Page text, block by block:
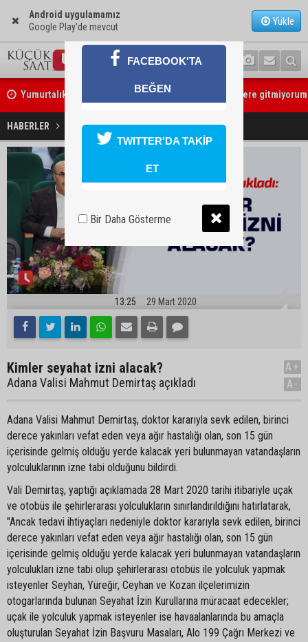
Android uygulamamız
Google Play'de mevcut
Yükle
Yumurtalık Belediye Başkanı Erdinç Altıok: “Ben bir yere
partimdeyim”
ASKİ’den mikroplastik iddialarına açıklama: “Tesis kirliliğin kaynağı
HABERLER GÜNDEM Kimler seyahat izni alacak?
13:25 29 Mart 2020
Kimler seyahat izni alacak?
Adana Valisi Mahmut Demirtaş açıkladı
A+
A-
Adana Valisi Mahmut Demirtaş, doktor kararıyla sevk edilen, birinci
derece yakınları vefat eden veya ağır hastalığı olan, son 15 gün
içerisinde gelmiş olduğu yerde kalacak yeri bulunmayan vatandaşların
yolculuklarının izne tabi olduğunu bildirdi.
Vali Demirtaş, yaptığı açıklamada 28 Mart 2020 tarihi itibariyle uçak
ve otobüs ile şehirlerarası yolculukların sınırlandırıldığını hatırlatarak,
"Ancak tedavi ihtiyaçları nedeniyle doktor kararıyla sevk edilen, birinci
derece yakınları vefat eden veya ağır hastalığı olan, son 15 gün
içerisinde gelmiş olduğu yerde kalacak yeri bulunmayan vatandaşların
yolculukları izne tabi olup şehirlerarası otobüs ile yolculuk yapmak
isteyenler Seyhan, Yüreğir, Ceyhan ve Kozan ilçelerimizin
otogarlarında bulunan Seyahat İzin Kurullarına müracaat edecekler;
uçak ile yolculuk yapmak isteyenler ise havaalanlarında bu amaçla
oluşturulan Seyahat İzin Başvuru Masaları, Alo 199 Çağrı Merkezi ve
FACEBOOK'TA
BEĞEN
TWITTER'DA TAKİP
ET
Bir Daha Gösterme